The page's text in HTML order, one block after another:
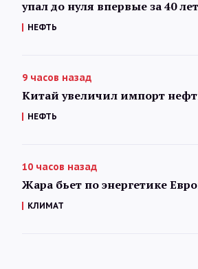
упал до нуля впервые за 40 лет
НЕФТЬ
9 часов назад
Китай увеличил импорт
НЕФТЬ
10 часов назад
Жара бьет по энергетике
КЛИМАТ